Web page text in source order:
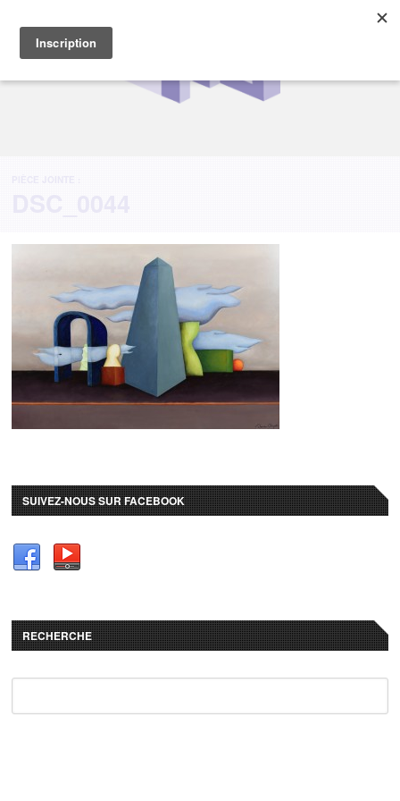
PIÈCE JOINTE :
DSC_0044
SUIVEZ-NOUS SUR FACEBOOK
RECHERCHE